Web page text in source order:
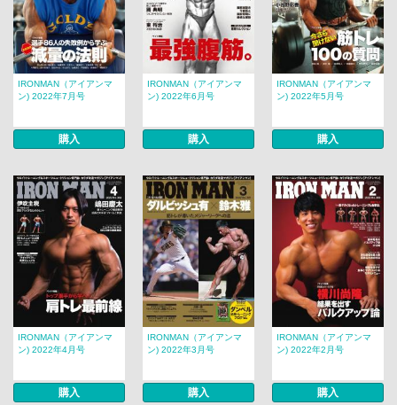
IRONMAN（アイアンマ
ン) 2022年7月号
購入
IRONMAN（アイアンマ
ン) 2022年6月号
購入
IRONMAN（アイアンマ
ン) 2022年5月号
購入
IRONMAN（アイアンマ
ン) 2022年4月号
購入
IRONMAN（アイアンマ
ン) 2022年3月号
購入
IRONMAN（アイアンマ
ン) 2022年2月号
購入